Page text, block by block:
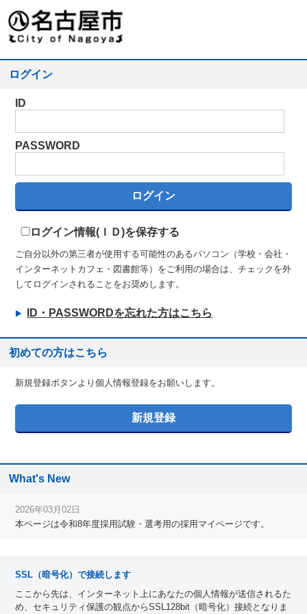
ログイン
ID
PASSWORD
ログイン情報(ＩＤ)を保存する
ご自分以外の第三者が使用する可能性のあるパソコン（学校・会社・
インターネットカフェ・図書館等）をご利用の場合は、チェックを外
してログインされることをお奨めします。
ID・PASSWORDを忘れた方はこちら
初めての方はこちら
新規登録ボタンより個人情報登録をお願いします。
What's New
2026年03月02日
本ページは令和8年度採用試験・選考用の採用マイページです。
SSL（暗号化）で接続します
ここから先は、インターネット上にあなたの個人情報が送信されるた
め、セキュリティ保護の観点からSSL128bit（暗号化）接続となりま